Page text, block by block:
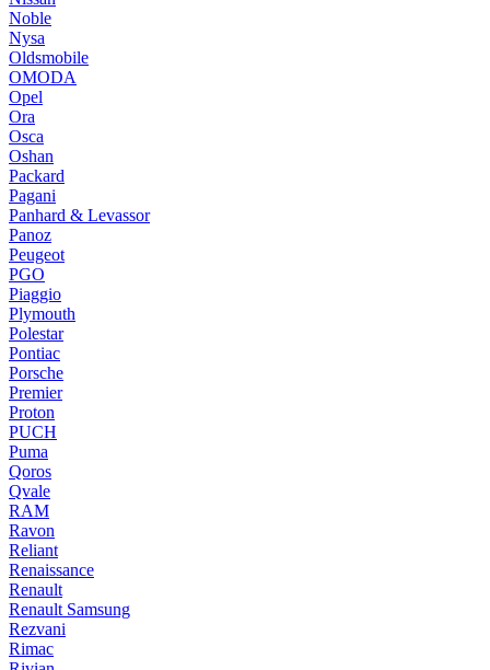
Noble
Nysa
Oldsmobile
OMODA
Opel
Ora
Osca
Oshan
Packard
Pagani
Panhard & Levassor
Panoz
Peugeot
PGO
Piaggio
Plymouth
Polestar
Pontiac
Porsche
Premier
Proton
PUCH
Puma
Qoros
Qvale
RAM
Ravon
Reliant
Renaissance
Renault
Renault Samsung
Rezvani
Rimac